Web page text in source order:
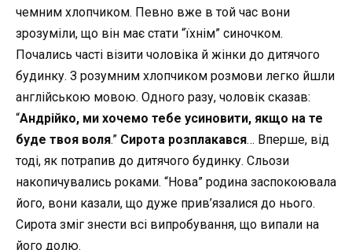
чемним хлопчиком. Певно вже в той час вони
зрозуміли, що він має стати “їхнім” синочком.
Почались часті візити чоловіка й жінки до дитячого
будинку. З розумним хлопчиком розмови легко йшли
англійською мовою. Одного разу, чоловік сказав:
“Андрійко, ми хочемо тебе усиновити, якщо на те
буде твоя воля.” Сирота розплакався… Вперше, від
тоді, як потрапив до дитячого будинку. Сльози
накопичувались роками. “Нова” родина заспокоювала
його, вони казали, що дуже прив’язалися до нього.
Сирота зміг знести всі випробування, що випали на
його долю.